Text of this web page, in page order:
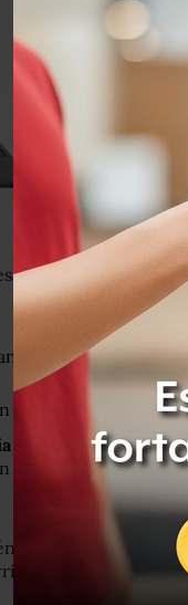
de que no tuvo un
la ventaja a AMLO
extendida está la
que incide en los
sido asesinados 112
se han registrado
en la historia